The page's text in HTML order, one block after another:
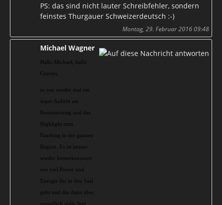
PS: das sind nicht lauter Schreibfehler, sondern
feinstes Thurgauer Schweizerdeutsch :-)
Montag, 29. Februar 2016 09:48
Michael Wagner
Hallo Michael, hallo
Gypsys,
es war wieder mal ein
super Auftritt am
Rosenmontag und das
Highlight zum
Fasching in der ganzen
Region. Es ist immer
wieder bemerkenswert
wie viel Power und
Energie Ihr in den Saal
geht und das dann über
unendlich viele Sets